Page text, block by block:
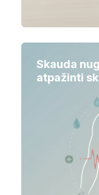
Skauda
atpažinti